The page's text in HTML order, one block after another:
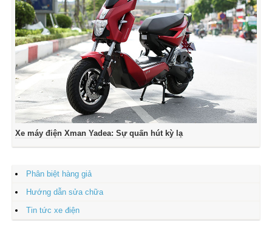
Xe máy điện Xman Yadea: Sự quấn hút kỳ lạ
Phân biệt hàng giả
Hướng dẫn sửa chữa
Tin tức xe điện